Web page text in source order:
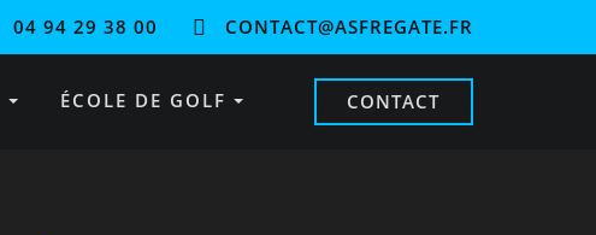
04 94 29 38 00 CONTACT@ASFREGATE.FR
ÉCOLE DE GOLF CONTACT